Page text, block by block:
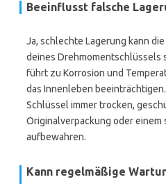
Beeinflusst falsche
Ja, schlechte Lagerung kann
deines Drehmomentschlüssels
führt zu Korrosion und
das Innenleben
Schlüssel immer trocken,
Originalverpackung oder einem
aufbewahren.
Kann regelmäßige